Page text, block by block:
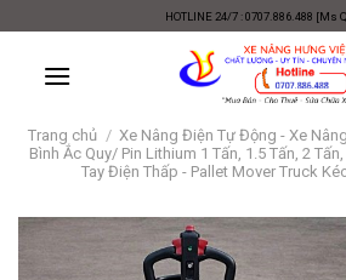
content
HOTLINE 24/7 : 0707.886.488 [Ms
Trang chủ / Xe Nâng Điện Tự Động - Xe
Bình Ắc Quy/ Pin Lithium 1 Tấn, 1.5 Tấn, 2
Tay Điện Thấp - Pallet Mover Truck